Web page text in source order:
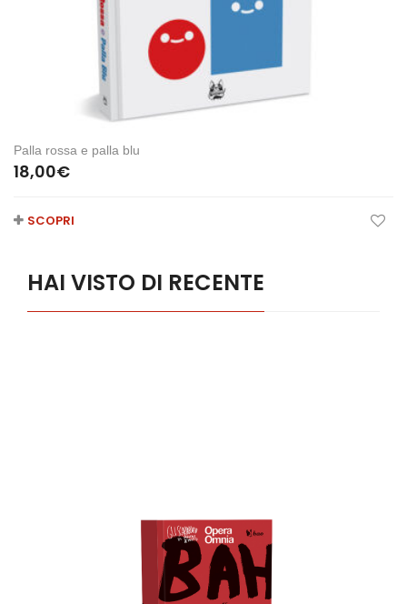
Palla rossa e palla blu
18,00€
SCOPRI
HAI VISTO DI RECENTE